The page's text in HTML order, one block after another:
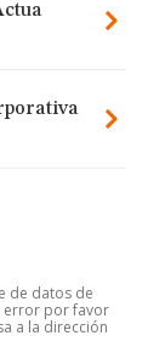
de datos de
error por favor
a la dirección